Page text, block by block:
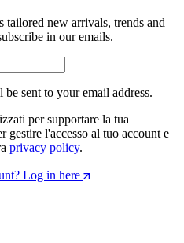
tailored new arrivals, trends and
in our emails.
sent to your email address.
per supportare la tua
gestire l'accesso al tuo account e
privacy policy.
Log in here